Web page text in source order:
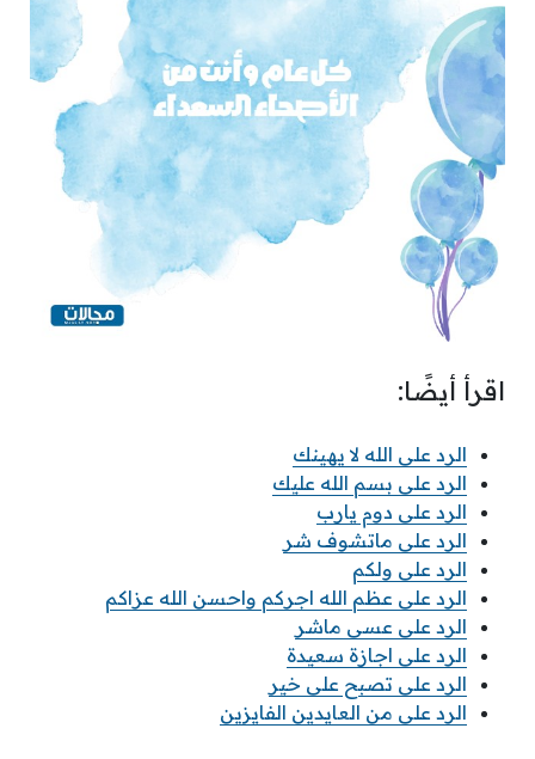
اقرأ أيضًا:
الرد على الله لا يهينك
الرد على بسم الله عليك
الرد على دوم يارب
الرد على ماتشوف شر
الرد على ولكم
الرد على عظم الله اجركم واحسن الله عزاكم
الرد على عسى ماشر
الرد على اجازة سعيدة
الرد على تصبح على خير
الرد على من العايدين الفايزين